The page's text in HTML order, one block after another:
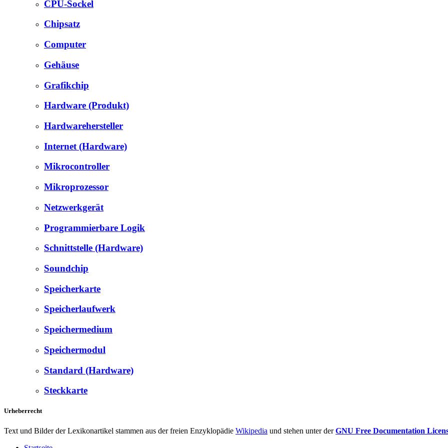
CPU-Sockel
Chipsatz
Computer
Gehäuse
Grafikchip
Hardware (Produkt)
Hardwarehersteller
Internet (Hardware)
Mikrocontroller
Mikroprozessor
Netzwerkgerät
Programmierbare Logik
Schnittstelle (Hardware)
Soundchip
Speicherkarte
Speicherlaufwerk
Speichermedium
Speichermodul
Standard (Hardware)
Steckkarte
Urheberrecht
Text und Bilder der Lexikonartikel stammen aus der freien Enzyklopädie Wikipedia und stehen unter derGNU Free Documentation